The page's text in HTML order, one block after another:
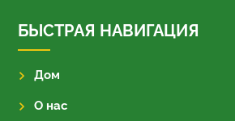
БЫСТРАЯ НАВИГАЦИЯ
Дом
О нас